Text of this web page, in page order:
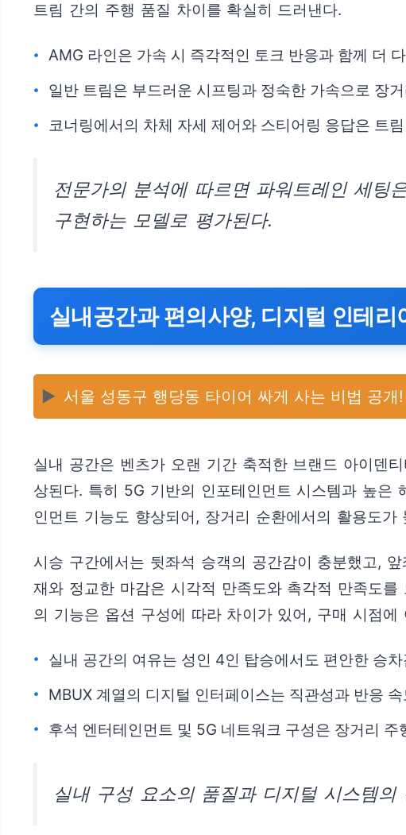
트림 간의 주행 품질 차이를 확실히 드러낸다.
AMG 라인은 가속 시 즉각적인 토크 반응과 함께 더
일반 트림은 부드러운 시프팅과 정숙한 가속으로 장
코너링에서의 차체 자세 제어와 스티어링 응답은 트
전문가의 분석에 따르면 파워트레인 세팅
구현하는 모델로 평가된다.
실내공간과 편의사양, 디지털 인테리
▶️ 서울 성동구 행당동 타이어 싸게 사는 비법 공개!
실내 공간은 벤츠가 오랜 기간 축적한 브랜드 아이덴
상된다. 특히 5G 기반의 인포테인먼트 시스템과 높은
인먼트 기능도 향상되어, 장거리 순환에서의 활용도가
시승 구간에서는 뒷좌석 승객의 공간감이 충분했고,
재와 정교한 마감은 시각적 만족도와 촉각적 만족도
의 기능은 옵션 구성에 따라 차이가 있어, 구매 시점
실내 공간의 여유는 성인 4인 탑승에서도 편안한 승
MBUX 계열의 디지털 인터페이스는 직관성과 반응
후석 엔터테인먼트 및 5G 네트워크 구성은 장거리 주
실내 구성 요소의 품질과 디지털 시스템